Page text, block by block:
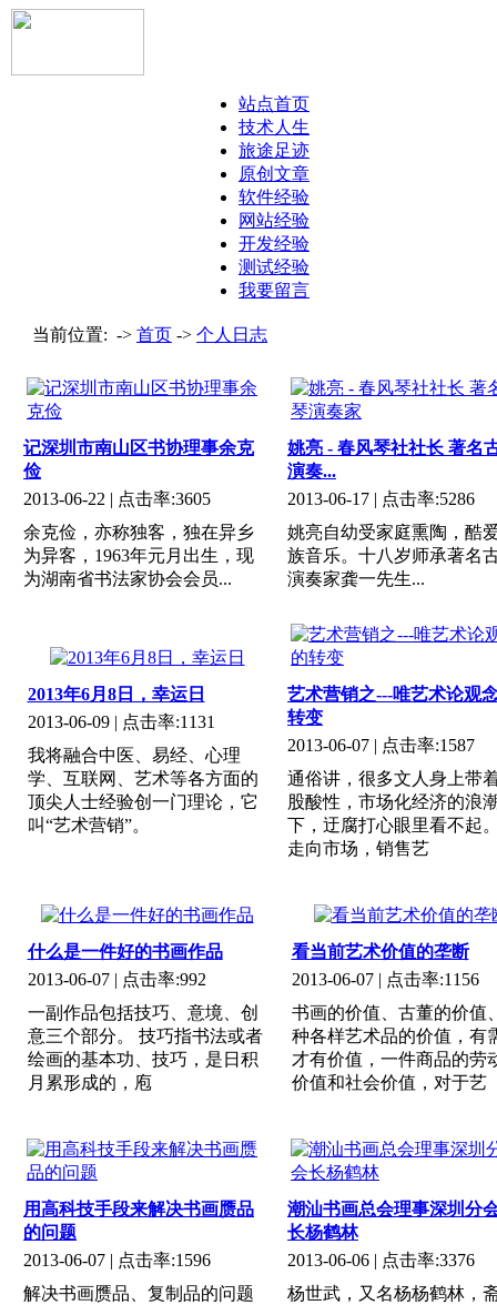
站点首页
技术人生
旅途足迹
原创文章
软件经验
网站经验
开发经验
测试经验
我要留言
当前位置: -> 首页 -> 个人日志
记深圳市南山区书协理事余克
俭
2013-06-22 | 点击率:3605
余克俭，亦称独客，独在异乡
为异客，1963年元月出生，现
为湖南省书法家协会会员...
姚亮 - 春风琴社社长 著名
演奏...
2013-06-17 | 点击率:5286
姚亮自幼受家庭熏陶，酷
族音乐。十八岁师承著名
演奏家龚一先生...
2013年6月8日，幸运日
2013-06-09| 点击率:1131
我将融合中医、易经、心理
学、互联网、艺术等各方面的
顶尖人士经验创一门理论，它
叫“艺术营销”。
艺术营销之---唯艺术论观
转变
2013-06-07 | 点击率:1587
通俗讲，很多文人身上带
股酸性，市场化经济的浪
下，迂腐打心眼里看不起
走向市场，销售艺
什么是一件好的书画作品
2013-06-07| 点击率:992
一副作品包括技巧、意境、创
意三个部分。 技巧指书法或者
绘画的基本功、技巧，是日积
月累形成的，庖
看当前艺术价值的垄断
2013-06-07| 点击率:1156
书画的价值、古董的价值
种各样艺术品的价值，有
才有价值，一件商品的劳
价值和社会价值，对于艺
用高科技手段来解决书画赝品
的问题
2013-06-07 | 点击率:1596
解决书画赝品、复制品的问题
潮汕书画总会理事深圳分
长杨鹤林
2013-06-06 | 点击率:3376
杨世武，又名杨杨鹤林，